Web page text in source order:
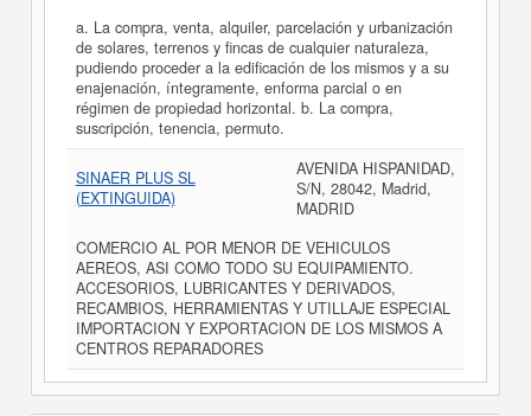
a. La compra, venta, alquiler, parcelación y urbanización
de solares, terrenos y fincas de cualquier naturaleza,
pudiendo proceder a la edificación de los mismos y a su
enajenación, íntegramente, enforma parcial o en
régimen de propiedad horizontal. b. La compra,
suscripción, tenencia, permuto.
SINAER PLUS SL
(EXTINGUIDA)
AVENIDA HISPANIDAD,
S/N, 28042, Madrid,
MADRID
COMERCIO AL POR MENOR DE VEHICULOS
AEREOS, ASI COMO TODO SU EQUIPAMIENTO.
ACCESORIOS, LUBRICANTES Y DERIVADOS,
RECAMBIOS, HERRAMIENTAS Y UTILLAJE ESPECIAL
IMPORTACION Y EXPORTACION DE LOS MISMOS A
CENTROS REPARADORES